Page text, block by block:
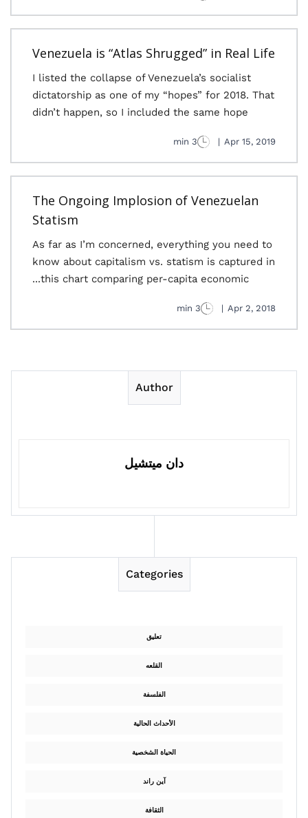
Venezuela is “Atlas Shrugged” in Real Life
I listed the collapse of Venezuela’s socialist
dictatorship as one of my “hopes” for 2018. That
didn’t happen, so I included the same hope
Apr 15, 2019
|
3 min
The Ongoing Implosion of Venezuelan
Statism
As far as I’m concerned, everything you need to
know about capitalism vs. statism is captured in
this chart comparing per-capita economic...
Apr 2, 2018
|
3 min
Author
دان ميتشيل
Categories
تعليق
القلعه
الفلسفة
الأحداث الحالية
الحياة الشخصية
آين راند
الثقافة